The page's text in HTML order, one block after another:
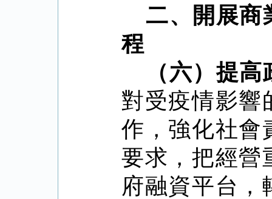
二、開展商
程
（六）提
對受疫情影響
作，強化社會
要求，把經營
府融資平台，